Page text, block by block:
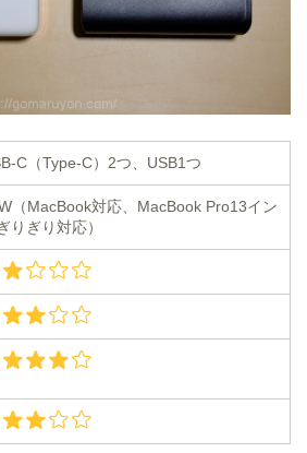
C（Type-C）2つ、USB1つ
（MacBook対応、MacBook Pro13イン
りぎり対応）